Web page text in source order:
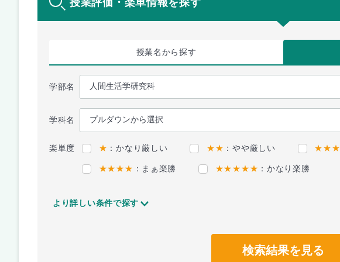
授業名から探す
学部名
学科名
楽単度 ★ ：かなり厳しい ★★ ：やや厳しい ★★★
★★★★ ：まぁ楽勝 ★★★★★ ：かなり楽勝
より詳しい条件で探す
検索結果を見る